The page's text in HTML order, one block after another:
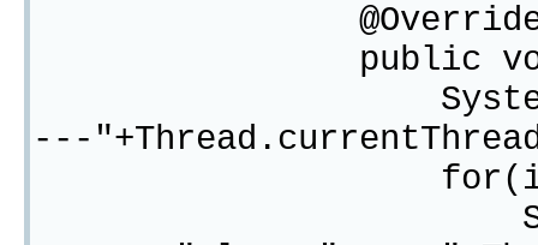
public void
---
for(int